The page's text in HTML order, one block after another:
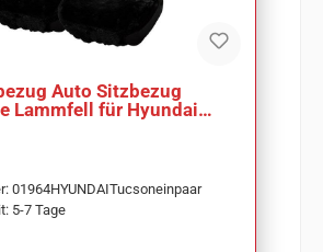
Auto Sitzbezug
Lammfell für Hyundai
01964HYUNDAITucsoneinpaar
5-7 Tage